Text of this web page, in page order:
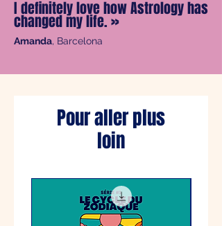
I definitely love how Astrology has
changed my life. »
Amanda, Barcelona
Pour aller plus
loin